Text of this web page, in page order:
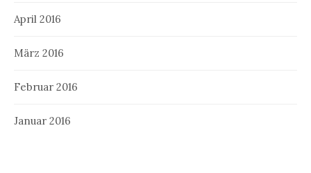
April 2016
März 2016
Februar 2016
Januar 2016